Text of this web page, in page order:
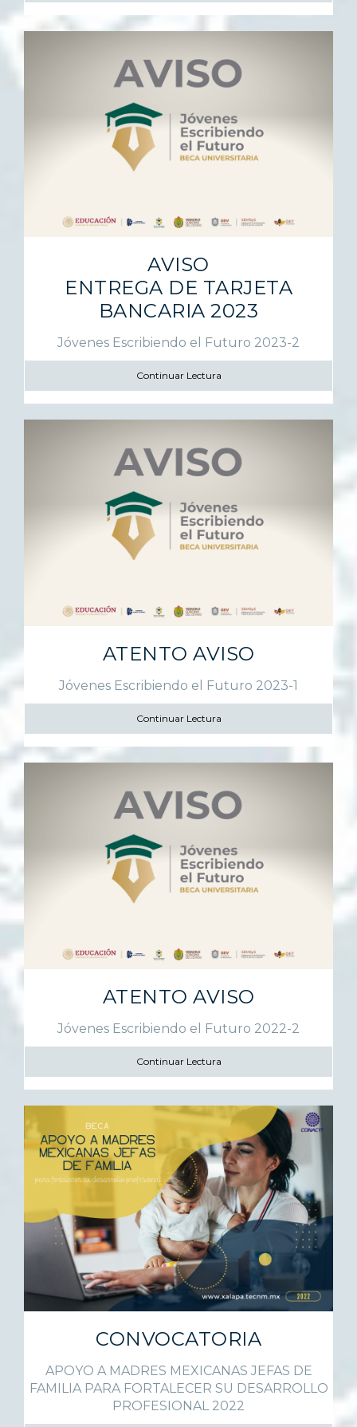
AVISO
ENTREGA DE TARJETA
BANCARIA 2023
Jóvenes Escribiendo el Futuro 2023-2
Continuar Lectura
ATENTO AVISO
Jóvenes Escribiendo el Futuro 2023-1
Continuar Lectura
ATENTO AVISO
Jóvenes Escribiendo el Futuro 2022-2
Continuar Lectura
CONVOCATORIA
APOYO A MADRES MEXICANAS JEFAS DE
FAMILIA PARA FORTALECER SU DESARROLLO
PROFESIONAL 2022